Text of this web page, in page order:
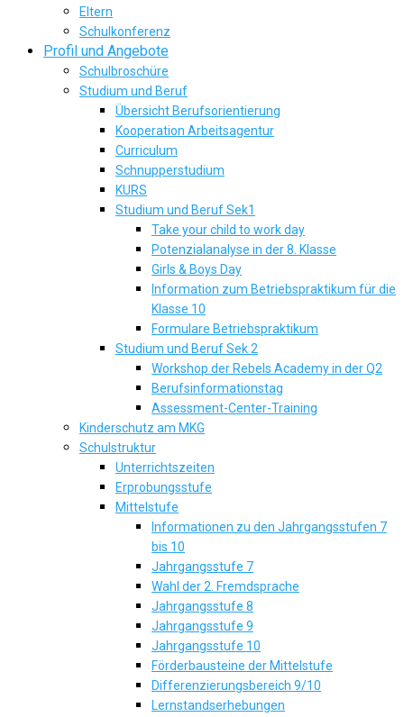
Eltern
Schulkonferenz
Profil und Angebote
Schulbroschüre
Studium und Beruf
Übersicht Berufsorientierung
Kooperation Arbeitsagentur
Curriculum
Schnupperstudium
KURS
Studium und Beruf Sek1
Take your child to work day
Potenzialanalyse in der 8. Klasse
Girls & Boys Day
Information zum Betriebspraktikum für die
Klasse 10
Formulare Betriebspraktikum
Studium und Beruf Sek 2
Workshop der Rebels Academy in der Q2
Berufsinformationstag
Assessment-Center-Training
Kinderschutz am MKG
Schulstruktur
Unterrichtszeiten
Erprobungsstufe
Mittelstufe
Informationen zu den Jahrgangsstufen 7
bis 10
Jahrgangsstufe 7
Wahl der 2. Fremdsprache
Jahrgangsstufe 8
Jahrgangsstufe 9
Jahrgangsstufe 10
Förderbausteine der Mittelstufe
Differenzierungsbereich 9/10
Lernstandserhebungen